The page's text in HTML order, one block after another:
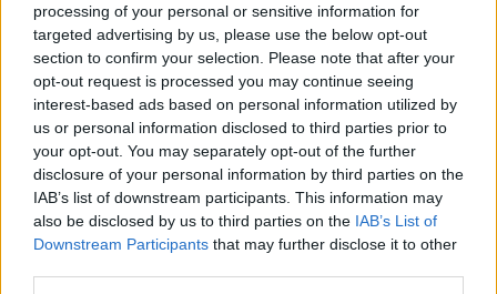
processing of your personal or sensitive information for
targeted advertising by us, please use the below opt-out
section to confirm your selection. Please note that after your
opt-out request is processed you may continue seeing
interest-based ads based on personal information utilized by
us or personal information disclosed to third parties prior to
your opt-out. You may separately opt-out of the further
disclosure of your personal information by third parties on the
IAB’s list of downstream participants. This information may
also be disclosed by us to third parties on the IAB’s List of
Downstream Participants that may further disclose it to other
SOS (Șoșoacă)
POT (Gavrilă)
PACE (Peia)
Acțiunea Conservatoare (Târziu)
PDF (Lazarus)
PUSL (D. Voiculescu)
PNȚCD (Pavelescu)
PNCR (Terheș)
Partidul Patrioților (Surugiu)